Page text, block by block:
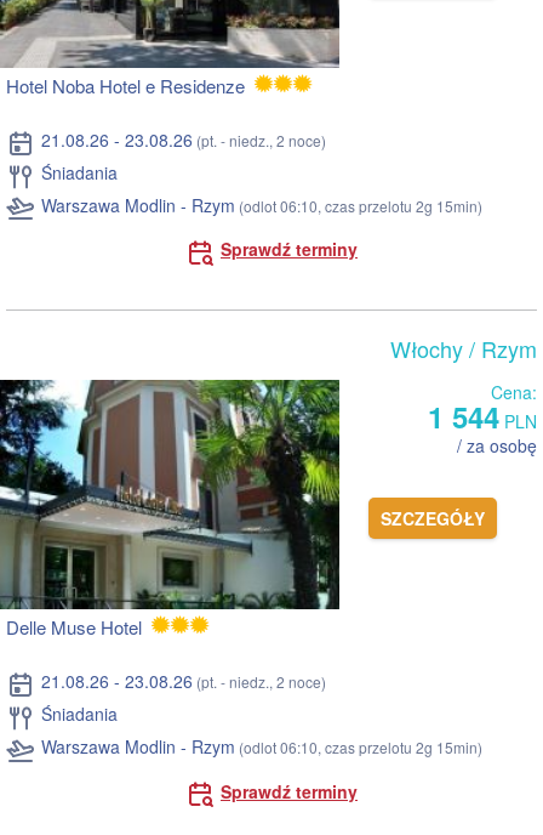
Hotel Noba Hotel e Residenze
21.08.26 - 23.08.26 (pt. - niedz., 2 noce)
Śniadania
Warszawa Modlin - Rzym (odlot 06:10, czas przelotu 2g 15min)
Sprawdź terminy
Włochy/ Rzym
Cena:
1 544 PLN
/ za osobę
SZCZEGÓŁY
Delle Muse Hotel
21.08.26 - 23.08.26 (pt. - niedz., 2 noce)
Śniadania
Warszawa Modlin - Rzym (odlot 06:10, czas przelotu 2g 15min)
Sprawdź terminy